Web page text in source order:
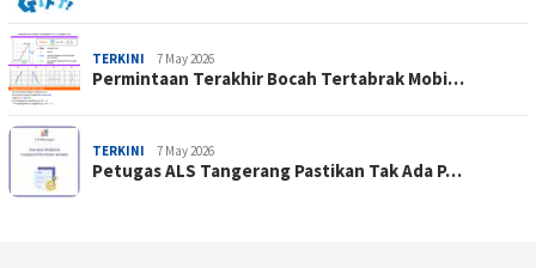
TERKINI 7 May 2026
Permintaan Terakhir Bocah Tertabrak Mobi…
TERKINI 7 May 2026
Petugas ALS Tangerang Pastikan Tak Ada P…